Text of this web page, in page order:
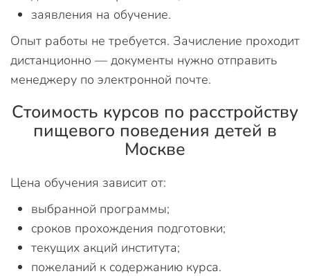
заявления на обучение.
Опыт работы не требуется. Зачисление проходит
дистанционно — документы нужно отправить
менеджеру по электронной почте.
Стоимость курсов по расстройству
пищевого поведения детей в
Москве
Цена обучения зависит от:
выбранной программы;
сроков прохождения подготовки;
текущих акций института;
пожеланий к содержанию курса.